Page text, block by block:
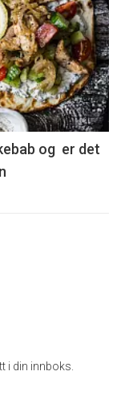
og er det
i din innboks.